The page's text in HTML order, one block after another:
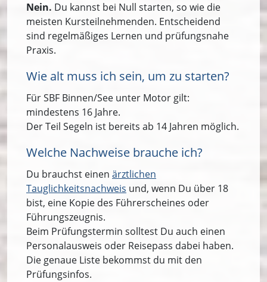
Nein. Du kannst bei Null starten, so wie die
meisten Kursteilnehmenden. Entscheidend
sind regelmäßiges Lernen und prüfungsnahe
Praxis.
Wie alt muss ich sein, um zu starten?
Für SBF Binnen/See unter Motor gilt:
mindestens 16 Jahre.
Der Teil Segeln ist bereits ab 14 Jahren möglich.
Welche Nachweise brauche ich?
Du brauchst einen ärztlichen
Tauglichkeitsnachweis und, wenn Du über 18
bist, eine Kopie des Führerscheines oder
Führungszeugnis.
Beim Prüfungstermin solltest Du auch einen
Personalausweis oder Reisepass dabei haben.
Die genaue Liste bekommst du mit den
Prüfungsinfos.